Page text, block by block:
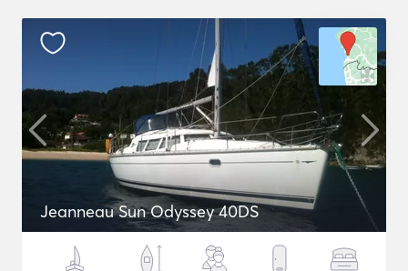
Jeanneau Sun Odyssey 40DS